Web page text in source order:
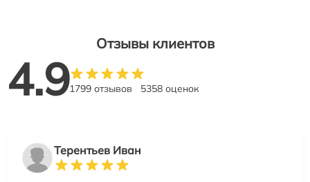
Отзывы клиентов
4.91799 отзывов 5358 оценок
Терентьев Иван